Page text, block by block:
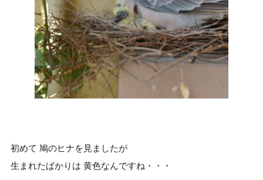
初めて 鳩のヒナを見ましたが
生まれたばかりは 黄色なんですね・・・